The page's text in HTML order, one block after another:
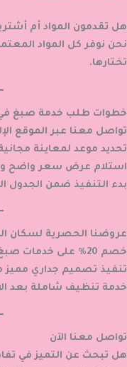
هل تقدمون المواد أم
نحن نوفر كل المواد
تختارها.
خطوات طلب خدمة صبغ في
تواصل معنا عبر الموقع
تحديد موعد لمعاينة
استلام عرض سعر واضح
بدء التنفيذ ضمن الجدول
عروضنا الحصرية لسكان
خصم 20% على خدمات صبغ الواجهات الخارجية.
تنفيذ تصميم جداري مميز
خدمة تنظيف شاملة بعد
تواصل معنا الآن
هل تبحث عن التميز في